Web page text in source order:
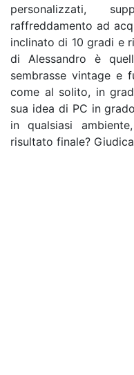
personalizzati,
raffreddamento ad
inclinato di 10 gradi e
di Alessandro è
sembrasse vintage e
come al solito, in
sua idea di PC in
in qualsiasi
risultato finale?